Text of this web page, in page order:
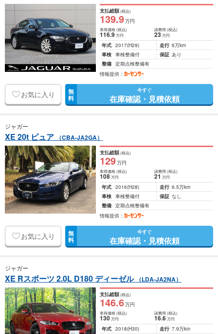
支払総額(税込)
139.9万円
車両価格(税込)
116.9万円
諸費用 (税込)
23 万円
年式 2017(H29) 走行 6万km
車検 車検整備付 保証 あり
整備 定期点検整備有
情報提供：
お気に入り 無
料
今すぐ
在庫確認・見積依頼
ジャガー
XE 20t ピュア （CBA-JA2GA）
支払総額(税込)
129万円
車両価格(税込)
108万円
諸費用 (税込)
21 万円
年式 2016(H28) 走行 6.5万km
車検 車検整備付 保証 なし
整備 定期点検整備有
情報提供：
お気に入り 無
料
今すぐ
在庫確認・見積依頼
ジャガー
XE Rスポーツ 2.0L D180 ディーゼル （LDA-JA2NA）
支払総額(税込)
146.6万円
車両価格(税込)
130万円
諸費用 (税込)
16.6 万円
年式 2018(H30) 走行 7.9万km